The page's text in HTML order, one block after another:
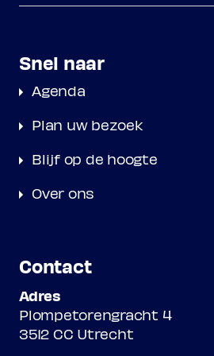
Snel naar
Agenda
Plan uw bezoek
Blijf op de hoogte
Over ons
Contact
Adres
Plompetorengracht 4
3512 CC Utrecht